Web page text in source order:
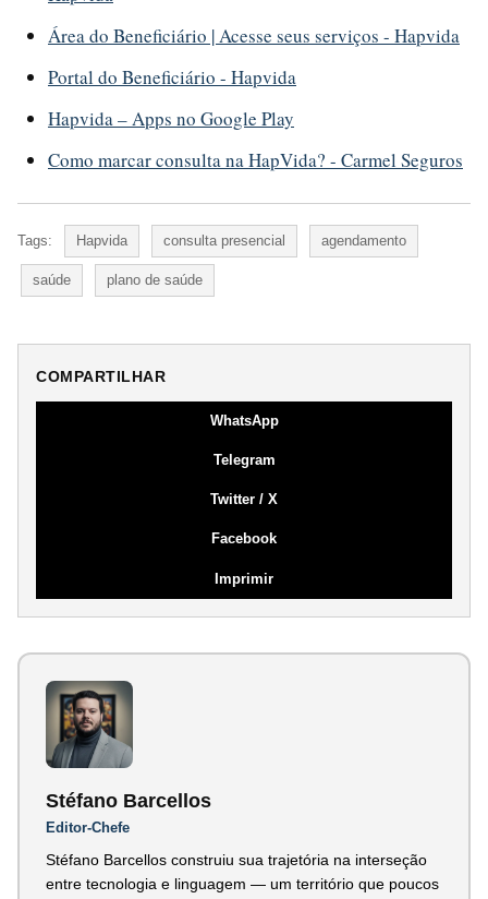
Área do Beneficiário | Acesse seus serviços - Hapvida
Portal do Beneficiário - Hapvida
Hapvida – Apps no Google Play
Como marcar consulta na HapVida? - Carmel Seguros
Tags: Hapvida consulta presencial agendamento
saúde plano de saúde
COMPARTILHAR
WhatsApp
Telegram
Twitter / X
Facebook
Imprimir
Stéfano Barcellos
Editor-Chefe
Stéfano Barcellos construiu sua trajetória na interseção
entre tecnologia e linguagem — um território que poucos